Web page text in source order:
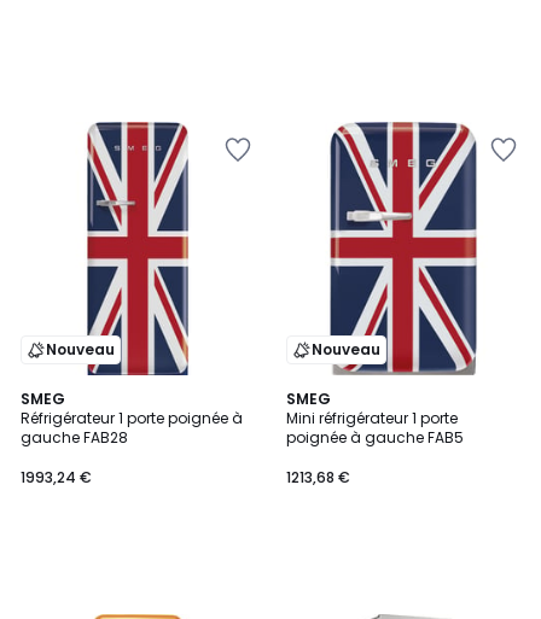
Nouveau
SMEG
Réfrigérateur 1 porte poignée à
gauche FAB28
1993,24 €
Nouveau
SMEG
Mini réfrigérateur 1 porte
poignée à gauche FAB5
1213,68 €